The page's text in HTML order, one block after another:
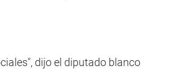
dijo el diputado blanco